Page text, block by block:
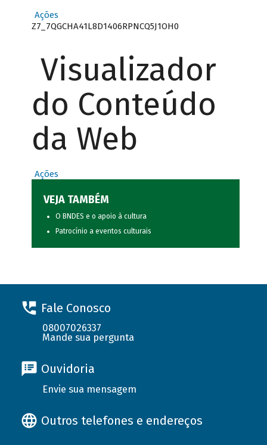
Ações
Z7_7QGCHA41L8D1406RPNCQ5J1OH0
Visualizador
do Conteúdo
da Web
Ações
VEJA TAMBÉM
O BNDES e o apoio à cultura
Patrocínio a eventos culturais
Fale Conosco
08007026337
Mande sua pergunta
Ouvidoria
Envie sua mensagem
Outros telefones e endereços